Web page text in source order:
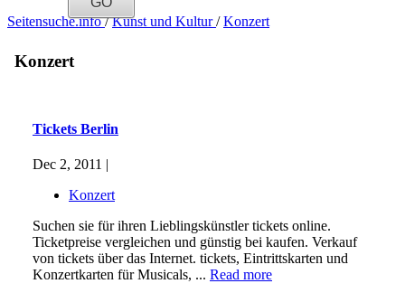
Seitensuche.info/ Kunst und Kultur/ Konzert
Konzert
Tickets Berlin
Dec 2, 2011 |
Konzert
Suchen sie für ihren Lieblingskünstler tickets online.
Ticketpreise vergleichen und günstig bei kaufen. Verkauf
von tickets über das Internet. tickets, Eintrittskarten und
Konzertkarten für Musicals, ... Read more